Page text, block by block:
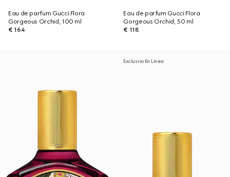
Eau de parfum Gucci Flora
Gorgeous Orchid, 100 ml
€ 164
Eau de parfum Gucci Flora
Gorgeous Orchid, 50 ml
€ 118
Exclusivo En Línea